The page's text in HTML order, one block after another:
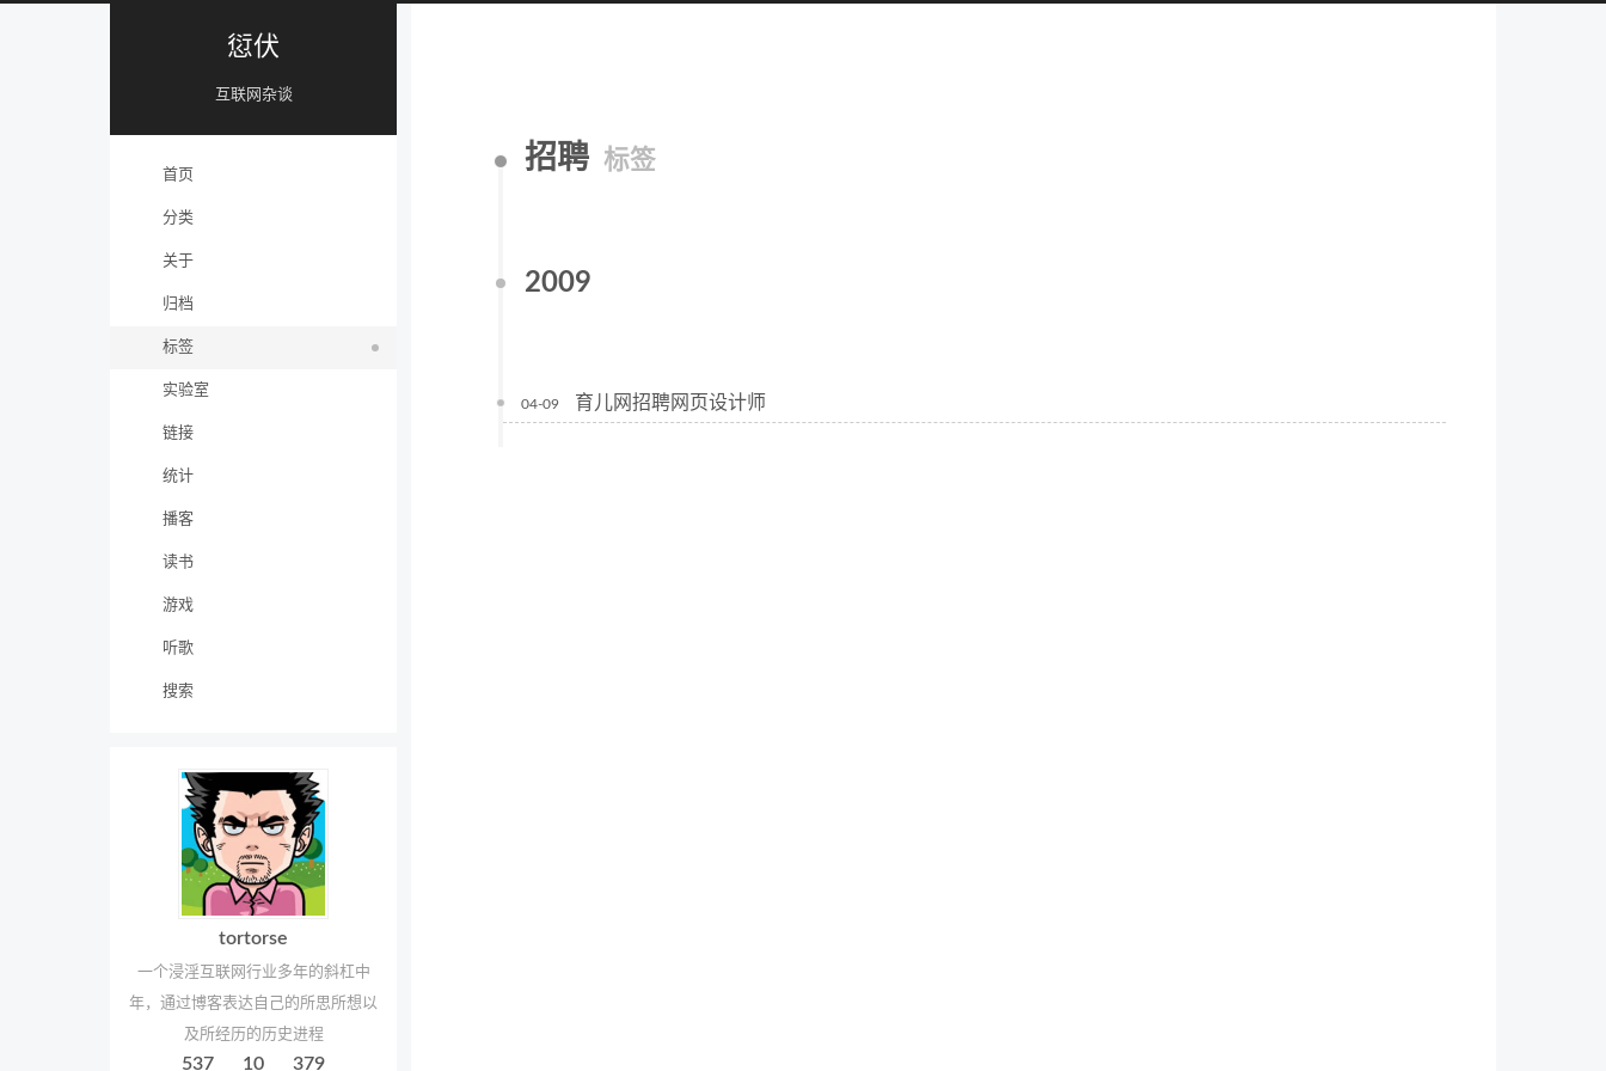
愆伏
互联网杂谈
首页
分类
关于
归档
标签
实验室
链接
统计
播客
读书
游戏
听歌
搜索
tortorse
一个浸淫互联网行业多年的斜杠中
年，通过博客表达自己的所思所想以
及所经历的历史进程
537 10 379
招聘 标签
2009
04-09 育儿网招聘网页设计师